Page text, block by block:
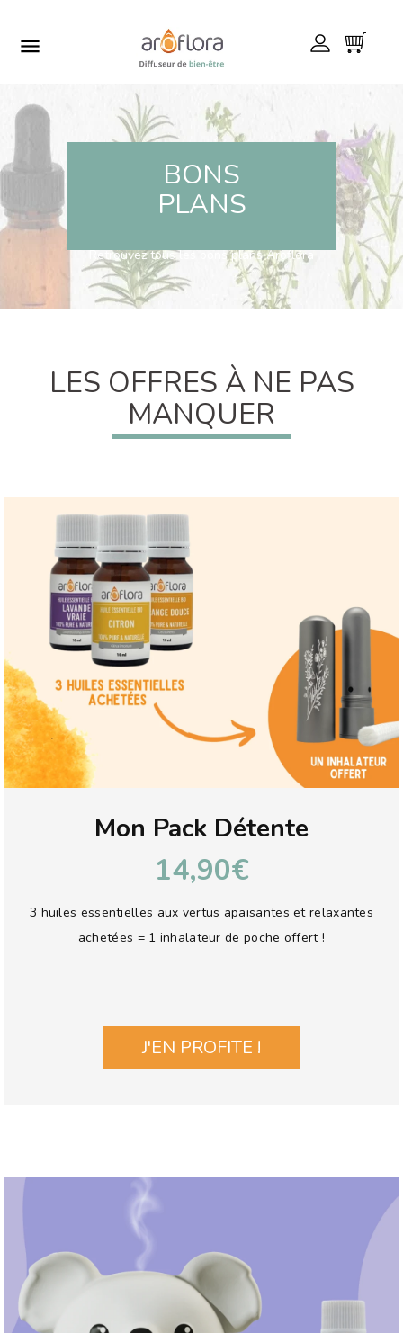

BONS
PLANS
Retrouvez tous les bons plans Aroflora
LES OFFRES À NE PAS
MANQUER
Mon Pack Détente
14,90€
3 huiles essentielles aux vertus apaisantes et relaxantes
achetées = 1 inhalateur de poche offert !
J'EN PROFITE !